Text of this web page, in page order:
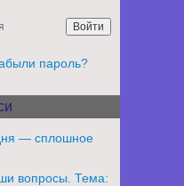
пароль?
— сплошное
вопросы. Тема: